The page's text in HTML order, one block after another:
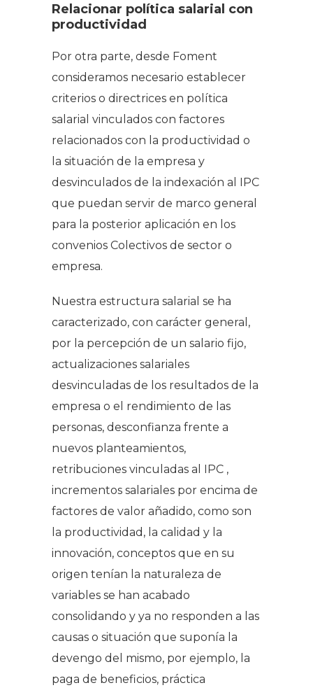
Relacionar política salarial con
productividad
Por otra parte, desde Foment
consideramos necesario establecer
criterios o directrices en política
salarial vinculados con factores
relacionados con la productividad o
la situación de la empresa y
desvinculados de la indexación al IPC
que puedan servir de marco general
para la posterior aplicación en los
convenios Colectivos de sector o
empresa.
Nuestra estructura salarial se ha
caracterizado, con carácter general,
por la percepción de un salario fijo,
actualizaciones salariales
desvinculadas de los resultados de la
empresa o el rendimiento de las
personas, desconfianza frente a
nuevos planteamientos,
retribuciones vinculadas al IPC ,
incrementos salariales por encima de
factores de valor añadido, como son
la productividad, la calidad y la
innovación, conceptos que en su
origen tenían la naturaleza de
variables se han acabado
consolidando y ya no responden a las
causas o situación que suponía la
devengo del mismo, por ejemplo, la
paga de beneficios, práctica